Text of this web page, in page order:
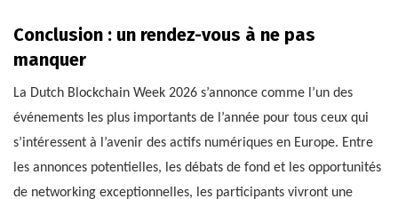
Conclusion : un rendez-vous à ne pas
manquer
La Dutch Blockchain Week 2026 s’annonce comme l’un des
événements les plus importants de l’année pour tous ceux qui
s’intéressent à l’avenir des actifs numériques en Europe. Entre
les annonces potentielles, les débats de fond et les opportunités
de networking exceptionnelles, les participants vivront une